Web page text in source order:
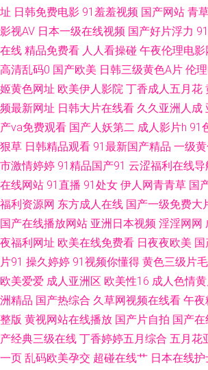
女导航 青青草在线狠狠干 91日韩区 黄色W网站 亚
一区二区熟女欧美 成人香蕉tv网站 午夜国产在线视
堂 影音先锋av资源色图 黑丝资源站 午夜老司机福利
先锋国产av电影 www天堂91 免费国产视频 91黑
wwwsss色com 51福利社污 九一老司机观看 91看黄
高清精品成人 91网页版极品 狠狠干狠狠干狠狠干 影
在线91 色情婷婷五月 91免免费版黄完整 久草福利
区 www久久香蕉 深爱五月天婷 91在线观 伦理片网
人小视频资源库 青草大香蕉91视频 91精品国产 国产
女 国产激情精品在线 亚洲久久蜜桃网站 国模吧20p
址 日韩免费电影 91羞羞视频 国产网站 青
影视AV 日本一级在线视频 国产好片浮力
在线 精品免费看 人人看操碰 午夜伦理电影
高清乱码0 国产欧美 日韩三级黄色A片 伦
姬黄色网址 欧美伊人影院 丁香成人五月花
频最新网址 日韩大片在线看 久久亚洲人成
产va免费观看 国产人妖第二 成人影片h 91
狠草 日韩精品观看 91最新国产精品 一级
市激情婷婷 91精品国产91 云涩福利在线导
在线网站 91直播 91处女 伊人网青青草 国
福利资源网 东方成人在线 国产一级免费大
国产在线播放网站 亚洲日本视频 淫淫网网
夜福利网址 欧美在线免费看 日夜夜欧美 国
片91 操久婷婷 91视频你懂得 黄色三级片
欧美爱爱 成人亚洲区 欧美性16 成人色情
洲精品 国产热综合 久草网视频在线看 午夜
整版 黄视网站在线播放 国产片自拍 国产在
产经典三级在线 丁香婷婷五月综合 五月花
一页 乱码欧美孕交 超碰在线艹 日本在线护